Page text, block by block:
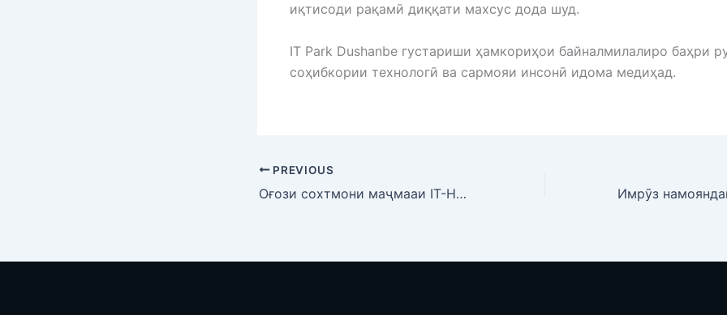
иқтисоди рақамӣ диққати махсус дода шуд.
IT Park Dushanbe густариши ҳамкориҳои байналмилалиро баҳри
соҳибкории технологӣ ва сармояи инсонӣ идома медиҳад.
PREVIOUS
Оғози сохтмони маҷмааи IT-Hub Dushanbe